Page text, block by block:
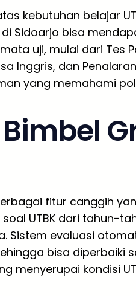
kebutuhan belajar
Sidoarjo bisa
uji, mulai dari Tes
Inggris, dan
yang memahami
fitur canggih
UTBK dari tahun-
Sistem evaluasi
bisa diperbaiki
menyerupai kondisi